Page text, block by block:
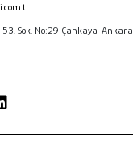
Sok. No:29 Çankaya-Ankara